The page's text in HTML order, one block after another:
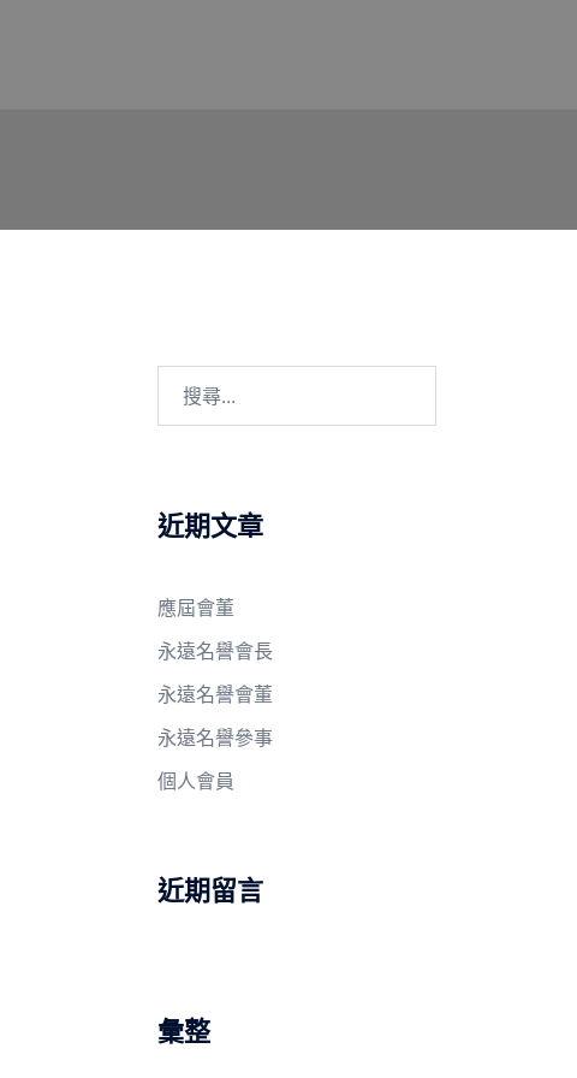
字:
近期文章
應屆會董
永遠名譽會長
永遠名譽會董
永遠名譽參事
個人會員
近期留言
彙整